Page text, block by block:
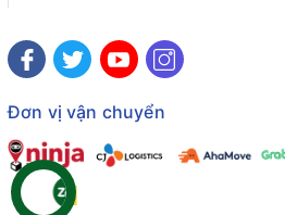
Đơn vị vận chuyển